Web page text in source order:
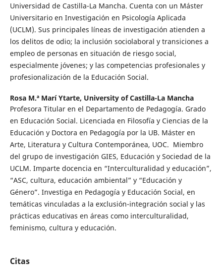
Universidad de Castilla-La Mancha. Cuenta con un Máster
Universitario en Investigación en Psicología Aplicada
(UCLM). Sus principales líneas de investigación atienden a
los delitos de odio; la inclusión sociolaboral y transiciones a
empleo de personas en situación de riesgo social,
especialmente jóvenes; y las competencias profesionales y
profesionalización de la Educación Social.
Rosa M.ª Marí Ytarte, University of Castilla-La Mancha
Profesora Titular en el Departamento de Pedagogía. Grado
en Educación Social. Licenciada en Filosofía y Ciencias de la
Educación y Doctora en Pedagogía por la UB. Máster en
Arte, Literatura y Cultura Contemporánea, UOC. Miembro
del grupo de investigación GIES, Educación y Sociedad de la
UCLM. Imparte docencia en “Interculturalidad y educación”,
“ASC, cultura, educación ambiental” y “Educación y
Género”. Investiga en Pedagogía y Educación Social, en
temáticas vinculadas a la exclusión-integración social y las
prácticas educativas en áreas como interculturalidad,
feminismo, cultura y educación.
Citas